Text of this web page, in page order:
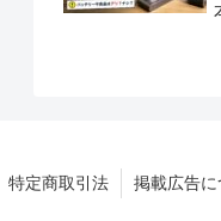
特定商取引法 掲載広告に